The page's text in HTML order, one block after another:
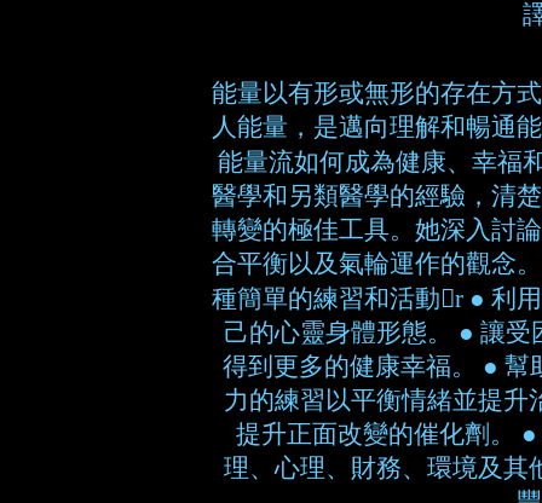
能量以有形或無形的存在方
人能量，是邁向理解和暢通
能量流如何成為健康、幸福
醫學和另類醫學的經驗，清
轉變的極佳工具。她深入討
合平衡以及氣輪運作的觀念
種簡單的練習和活動r ● 利
己的心靈身體形態。 ● 讓
得到更多的健康幸福。 ● 幫
力的練習以平衡情緒並提升
提升正面改變的催化劑。
理、心理、財務、環境及其